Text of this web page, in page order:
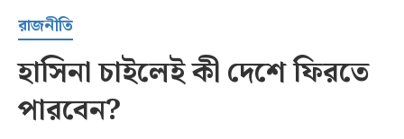
রাজনীতি
হাসিনা চাইলেই কী দেশে ফিরতে
পারবেন?